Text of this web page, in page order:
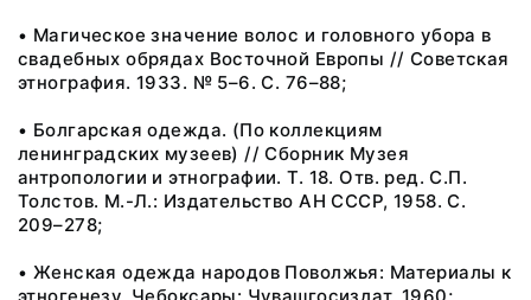
• Магическое значение волос и головного убора в
свадебных обрядах Восточной Европы // Советская
этнография. 1933. № 5–6. С. 76–88;
• Болгарская одежда. (По коллекциям
ленинградских музеев) // Сборник Музея
антропологии и этнографии. Т. 18. Отв. ред. С.П.
Толстов. М.-Л.: Издательство АН СССР, 1958. С.
209–278;
• Женская одежда народов Поволжья: Материалы к